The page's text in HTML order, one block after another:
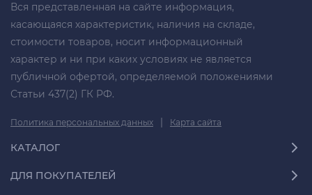
Вся представленная на сайте информация,
касающаяся характеристик, наличия на складе,
стоимости товаров, носит информационный
характер и ни при каких условиях не является
публичной офертой, определяемой положениями
Статьи 437(2) ГК РФ.
Политика персональных данных | Карта сайта
КАТАЛОГ
ДЛЯ ПОКУПАТЕЛЕЙ